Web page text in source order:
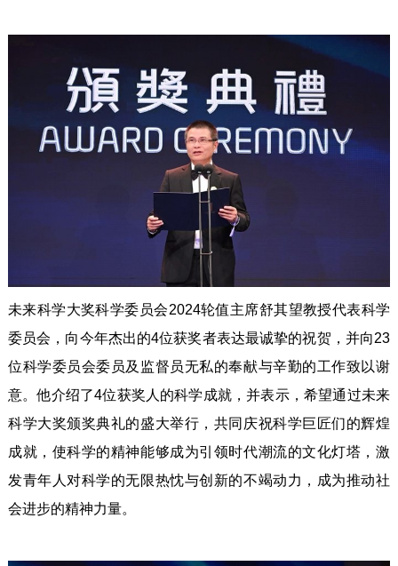
未来科学大奖科学委员会2024轮值主席舒其望教授代表科学
委员会，向今年杰出的4位获奖者表达最诚挚的祝贺，并向23
位科学委员会委员及监督员无私的奉献与辛勤的工作致以谢
意。他介绍了4位获奖人的科学成就，并表示，希望通过未来
科学大奖颁奖典礼的盛大举行，共同庆祝科学巨匠们的辉煌
成就，使科学的精神能够成为引领时代潮流的文化灯塔，激
发青年人对科学的无限热忱与创新的不竭动力，成为推动社
会进步的精神力量。